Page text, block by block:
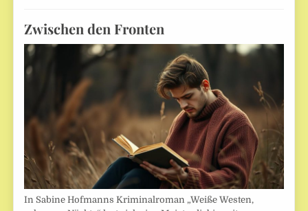
Zwischen den Fronten
In Sabine Hofmanns Kriminalroman „Weiße Westen,